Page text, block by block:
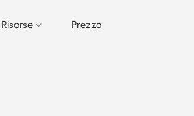
Risorse Prezzo